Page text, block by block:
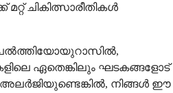
ചികിത്സാരീതികൾ
ഏതെങ്കിലും ഘടകങ്ങളോട്
അലർജിയുണ്ടെങ്കിൽ, നിങ്ങൾ ഈ